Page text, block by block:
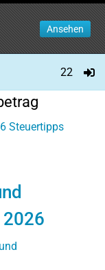
Ansehen
22
Steuertipps
2026